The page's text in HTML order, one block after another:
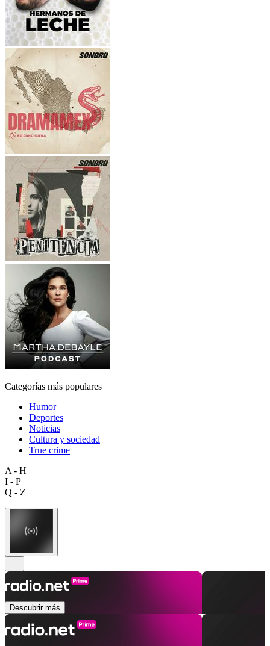
Categorías más populares
Humor
Deportes
Noticias
Cultura y sociedad
True crime
A - H
I - P
Q - Z
Descubrir más